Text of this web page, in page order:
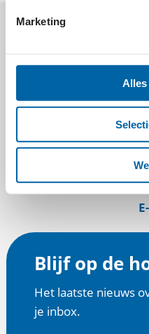
Marketing
Alles
CHILD
NAM?
Blijf op de
Het laatste nieuws
je inbox.